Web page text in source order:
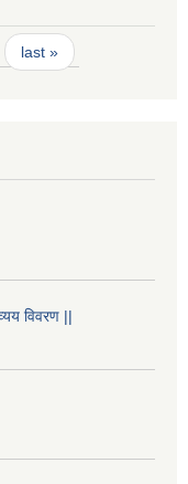
last »
विवरण ||